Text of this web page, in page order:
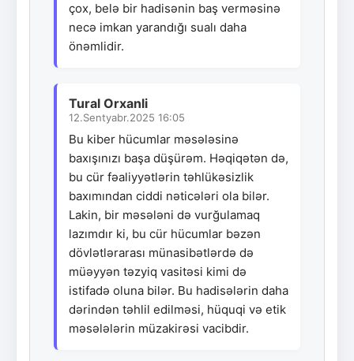
çox, belə bir hadisənin baş verməsinə
necə imkan yarandığı sualı daha
önəmlidir.
Tural Orxanli
12.Sentyabr.2025 16:05
Bu kiber hücumlar məsələsinə
baxışınızı başa düşürəm. Həqiqətən də,
bu cür fəaliyyətlərin təhlükəsizlik
baxımından ciddi nəticələri ola bilər.
Lakin, bir məsələni də vurğulamaq
lazımdır ki, bu cür hücumlar bəzən
dövlətlərarası münasibətlərdə də
müəyyən təzyiq vasitəsi kimi də
istifadə oluna bilər. Bu hadisələrin daha
dərindən təhlil edilməsi, hüquqi və etik
məsələlərin müzakirəsi vacibdir.